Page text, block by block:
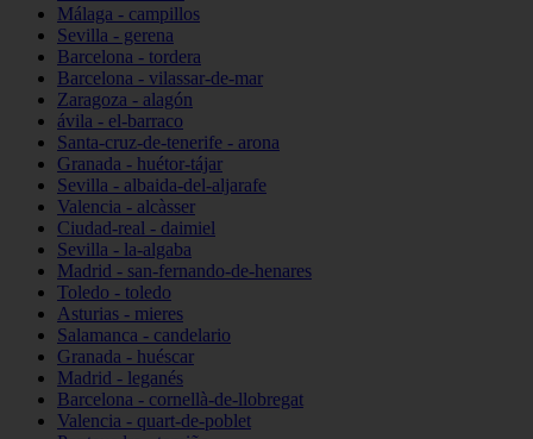
Málaga - campillos
Sevilla - gerena
Barcelona - tordera
Barcelona - vilassar-de-mar
Zaragoza - alagón
ávila - el-barraco
Santa-cruz-de-tenerife - arona
Granada - huétor-tájar
Sevilla - albaida-del-aljarafe
Valencia - alcàsser
Ciudad-real - daimiel
Sevilla - la-algaba
Madrid - san-fernando-de-henares
Toledo - toledo
Asturias - mieres
Salamanca - candelario
Granada - huéscar
Madrid - leganés
Barcelona - cornellà-de-llobregat
Valencia - quart-de-poblet